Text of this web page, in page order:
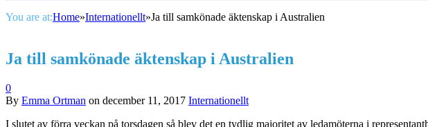
You are at:Home»Internationellt»Ja till samkönade äktenskap i Australien
Ja till samkönade äktenskap i Australien
0
By Emma Ortman on december 11, 2017 Internationellt
I slutet av förra veckan på torsdagen så blev det en tydlig majoritet av ledamöterna i